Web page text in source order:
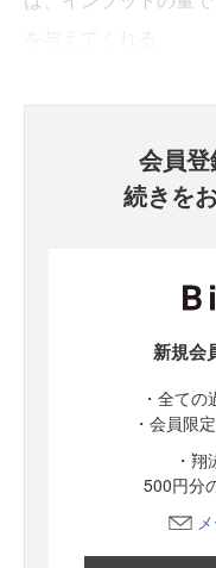
会員
続きを
新規会
・全て
・会員限
・
500円分